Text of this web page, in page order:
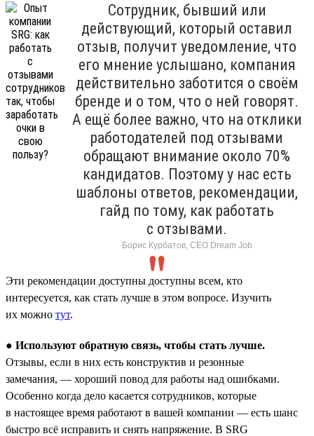
Сотрудник, бывший или
действующий, который оставил
отзыв, получит уведомление, что
его мнение услышано, компания
действительно заботится о своём
бренде и о том, что о ней говорят.
А ещё более важно, что на отклики
работодателей под отзывами
обращают внимание около 70%
кандидатов. Поэтому у нас есть
шаблоны ответов, рекомендации,
гайд по тому, как работать
с отзывами.
Борис Курбатов, CEO Dream Job
Эти рекомендации доступны доступны всем, кто
интересуется, как стать лучше в этом вопросе. Изучить
их можно тут.
● Используют обратную связь, чтобы стать лучше.
Отзывы, если в них есть конструктив и резонные
замечания, — хороший повод для работы над ошибками.
Особенно когда дело касается сотрудников, которые
в настоящее время работают в вашей компании — есть шанс
быстро всё исправить и снять напряжение. В SRG